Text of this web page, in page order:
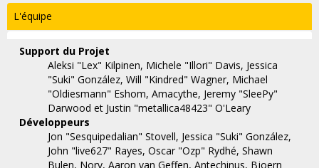
L'équipe
Support du Projet
Aleksi "Lex" Kilpinen, Michele "Illori" Davis, Jessica
"Suki" González, Will "Kindred" Wagner, Michael
"Oldiesmann" Eshom, Amacythe, Jeremy "SleePy"
Darwood et Justin "metallica48423" O'Leary
Développeurs
Jon "Sesquipedalian" Stovell, Jessica "Suki" González,
John "live627" Rayes, Oscar "Ozp" Rydhé, Shawn
Bulen, Norv, Aaron van Geffen, Antechinus, Bjoern